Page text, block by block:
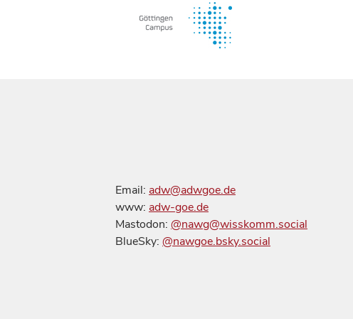
Email: adw@adwgoe.de
www: adw-goe.de
Mastodon: @nawg@wisskomm.social
BlueSky: @nawgoe.bsky.social